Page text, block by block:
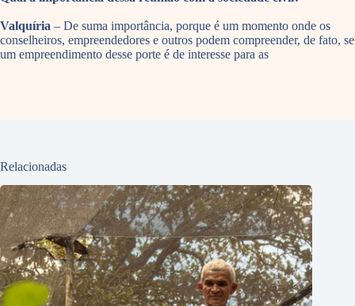
Valquíria – De suma importância, porque é um momento onde os
conselheiros, empreendedores e outros podem compreender, de fato, se
um empreendimento desse porte é de interesse para as
Relacionadas